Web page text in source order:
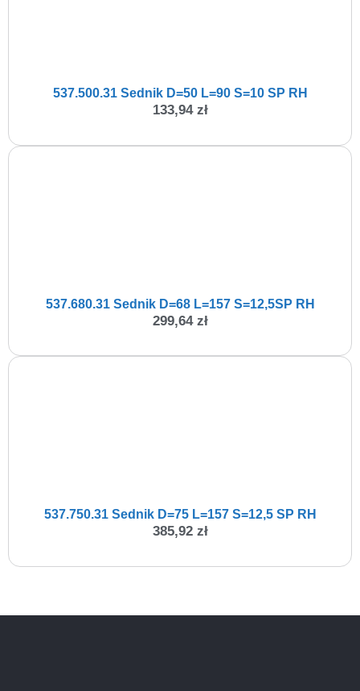
537.500.31 Sednik D=50 L=90 S=10 SP RH
133,94 zł
537.680.31 Sednik D=68 L=157 S=12,5SP RH
299,64 zł
537.750.31 Sednik D=75 L=157 S=12,5 SP RH
385,92 zł